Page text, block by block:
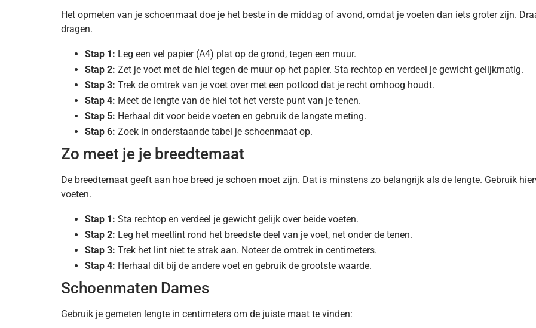
Het opmeten van je schoenmaat doe je het beste in de middag of avond, omdat je voeten dan iets groter zijn.
dragen.
Stap 1: Leg een vel papier (A4) plat op de grond, tegen een muur.
Stap 2: Zet je voet met de hiel tegen de muur op het papier. Sta rechtop en verdeel je gewicht gelijkmatig.
Stap 3: Trek de omtrek van je voet over met een potlood dat je recht omhoog houdt.
Stap 4: Meet de lengte van de hiel tot het verste punt van je tenen.
Stap 5: Herhaal dit voor beide voeten en gebruik de langste meting.
Stap 6: Zoek in onderstaande tabel je schoenmaat op.
Zo meet je je breedtemaat
De breedtemaat geeft aan hoe breed je schoen moet zijn. Dat is minstens zo belangrijk als de lengte. Gebruik
voeten.
Stap 1: Sta rechtop en verdeel je gewicht gelijk over beide voeten.
Stap 2: Leg het meetlint rond het breedste deel van je voet, net onder de tenen.
Stap 3: Trek het lint niet te strak aan. Noteer de omtrek in centimeters.
Stap 4: Herhaal dit bij de andere voet en gebruik de grootste waarde.
Schoenmaten Dames
Gebruik je gemeten lengte in centimeters om de juiste maat te vinden: